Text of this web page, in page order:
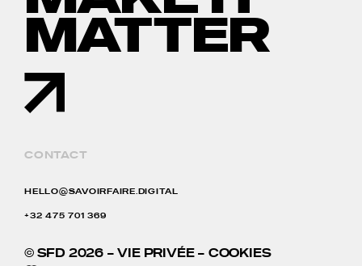
MATTER
CONTACT
HELLO@SAVOIRFAIRE.DIGITAL
+32 475 701 369
© SFD 2026 –VIE PRIVÉE– COOKIES